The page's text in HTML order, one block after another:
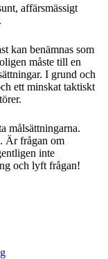
affärsmässigt
kan benämnas som
måste till en
I grund och
ett minskat taktiskt
målsättningarna.
Är frågan om
inte
och lyft frågan!